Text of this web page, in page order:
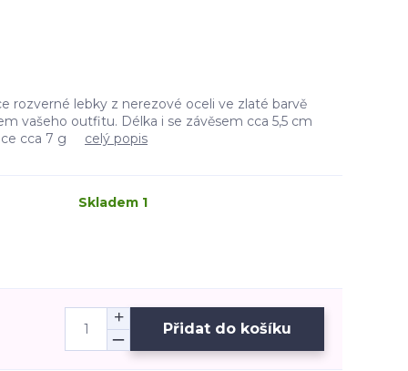
rozverné lebky z nerezové oceli ve zlaté barvě
vašeho outfitu. Délka i se závěsem cca 5,5 cm
cca 7 g celý popis
Skladem 1
Přidat do košíku